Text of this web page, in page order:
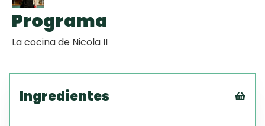
Programa
La cocina de Nicola II
Ingredientes